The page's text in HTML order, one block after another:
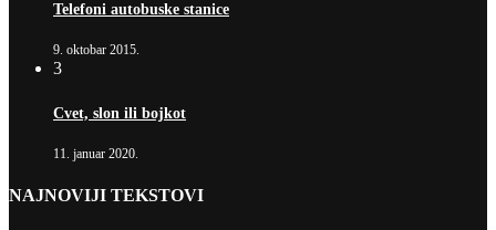
Telefoni autobuske stanice
9. oktobar 2015.
3
Cvet, slon ili bojkot
11. januar 2020.
NAJNOVIJI TEKSTOVI